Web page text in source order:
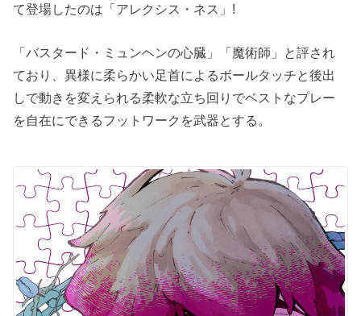
て登場したのは「アレクシス・ネス」!
「バスタード・ミュンヘンの心臓」「魔術師」と評され
ており、異様に柔らかい足首によるボールタッチと後出
しで動きを変えられる柔軟な立ち回りでベストなプレー
を自在にできるフットワークを武器とする。